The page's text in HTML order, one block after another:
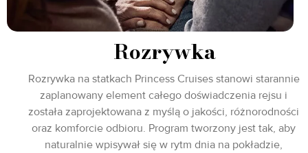
Rozrywka
Rozrywka na statkach Princess Cruises stanowi starannie
zaplanowany element całego doświadczenia rejsu i
została zaprojektowana z myślą o jakości, różnorodności
oraz komforcie odbioru. Program tworzony jest tak, aby
naturalnie wpisywał się w rytm dnia na pokładzie,